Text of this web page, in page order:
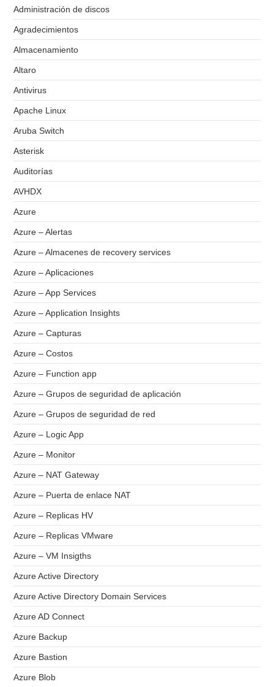
Administración de discos
Agradecimientos
Almacenamiento
Altaro
Antivirus
Apache Linux
Aruba Switch
Asterisk
Auditorías
AVHDX
Azure
Azure – Alertas
Azure – Almacenes de recovery services
Azure – Aplicaciones
Azure – App Services
Azure – Application Insights
Azure – Capturas
Azure – Costos
Azure – Function app
Azure – Grupos de seguridad de aplicación
Azure – Grupos de seguridad de red
Azure – Logic App
Azure – Monitor
Azure – NAT Gateway
Azure – Puerta de enlace NAT
Azure – Replicas HV
Azure – Replicas VMware
Azure – VM Insigths
Azure Active Directory
Azure Active Directory Domain Services
Azure AD Connect
Azure Backup
Azure Bastion
Azure Blob